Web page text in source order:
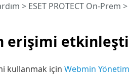
erişimi
> ESET PROTECT On-Prem >
kullanmak için Webmin